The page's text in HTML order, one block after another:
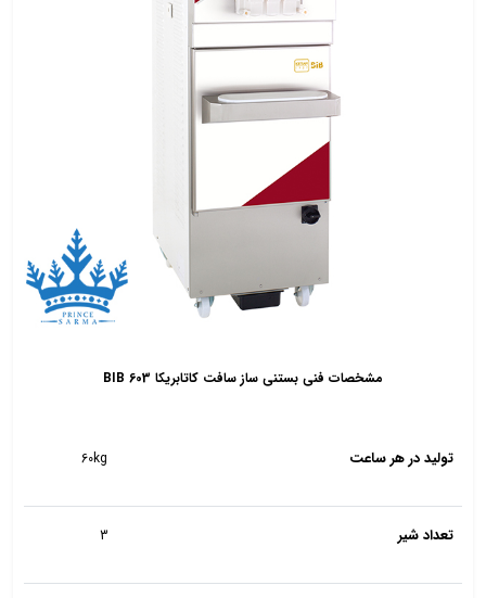
مشخصات فنی بستنی ساز سافت کاتابریکا 603 BIB
تولید در هر ساعت 60kg
تعداد شیر 3